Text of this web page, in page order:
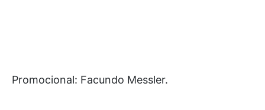
Promocional: Facundo Messler.